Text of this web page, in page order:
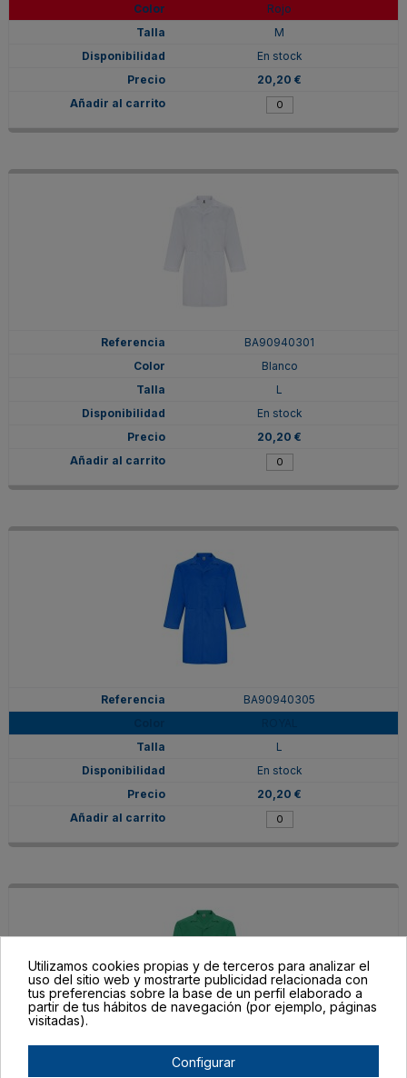
Rojo
M
En stock
20,20 €
BA90940301
Blanco
L
En stock
20,20 €
BA90940305
L
En stock
20,20 €
Utilizamos cookies propias y de terceros para analizar el
uso del sitio web y mostrarte publicidad relacionada con
tus preferencias sobre la base de un perfil elaborado a
partir de tus hábitos de navegación (por ejemplo, páginas
visitadas).
Configurar